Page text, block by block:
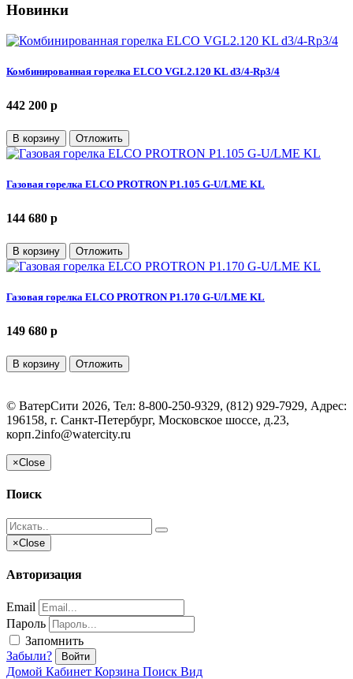
Новинки
Комбинированная горелка ELCO VGL2.120 KL d3/4-Rp3/4
442 200 p
В корзину Отложить
Газовая горелка ELCO PROTRON P1.105 G-U/LME KL
144 680 p
В корзину Отложить
Газовая горелка ELCO PROTRON P1.170 G-U/LME KL
149 680 p
В корзину Отложить
© ВатерСити 2026, Тел: 8-800-250-9329, (812) 929-7929, Адрес:
196158, г. Санкт-Петербург, Московское шоссе, д.23,
корп.2info@watercity.ru
×Close
Поиск
×Close
Авторизация
Email
Пароль
Запомнить
Забыли?
Войти
Домой Кабинет Корзина Поиск Вид